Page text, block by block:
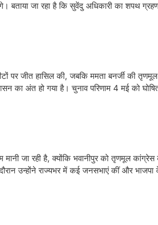
जा रहा है कि सुवेंदु अधिकारी का शपथ ग्रहण
पर जीत हासिल की, जबकि ममता बनर्जी की
का अंत हो गया है। चुनाव परिणाम 4 मई को
जा रही है, क्योंकि भवानीपुर को तृणमूल
उन्होंने राज्यभर में कई जनसभाएं कीं और भाजपा